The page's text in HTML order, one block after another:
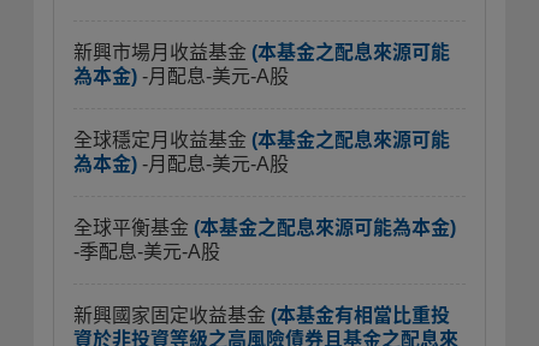
新興市場月收益基金 (本基金之配息來源可能
為本金) -月配息-美元-A股
全球穩定月收益基金 (本基金之配息來源可能
為本金) -月配息-美元-A股
全球平衡基金 (本基金之配息來源可能為本金)
-季配息-美元-A股
新興國家固定收益基金 (本基金有相當比重投
資於非投資等級之高風險債券且基金之配息來